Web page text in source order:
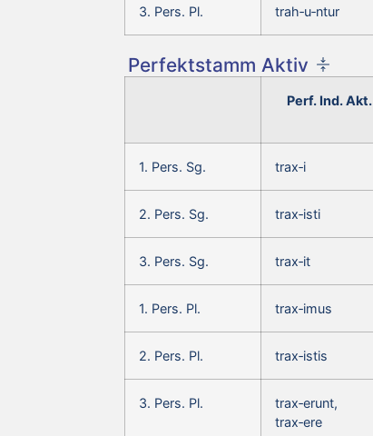
3. Pers. Pl. trah‑u‑ntur
Perfektstamm Aktiv
Perf. Ind. Akt.
1. Pers. Sg. trax‑i
2. Pers. Sg. trax‑isti
3. Pers. Sg. trax‑it
1. Pers. Pl. trax‑imus
2. Pers. Pl. trax‑istis
3. Pers. Pl.
trax‑erunt,
trax‑ere